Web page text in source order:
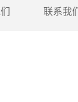
联系我们